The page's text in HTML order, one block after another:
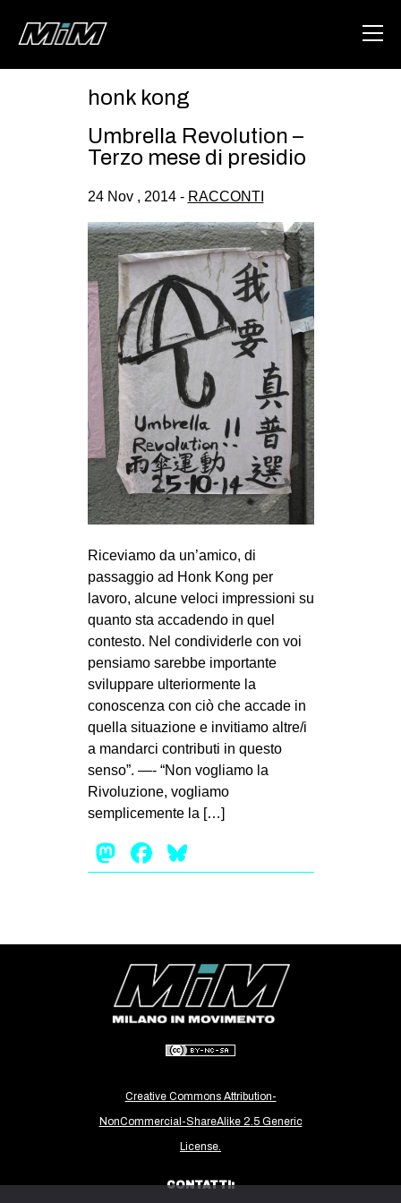
HOME
ABOUT
AREA
DEGENERAZIONE
GAZA FREESTYLE
CSOA LAMBRETTA
MSM
STUDENTI TSUNAMI
ZAM
MILANO
MOBILITAZIONI
SPAZI
SPORT POPOLARE
AMBIENTE
ANTIFASCISMO
DIRITTO ALL’ABITARE
GENERI
MIGRAZIONI
PRECARIATO
REPRESSIONE
STUDENTI
CULTURE
ARTE
MUSICA
RECENSIONI
INTERNAZIONALE
ESTREMO ORIENTE
EUROPA
MONDO
honk kong
Umbrella Revolution –
Terzo mese di presidio
24 Nov , 2014 - RACCONTI
Riceviamo da un’amico, di
passaggio ad Honk Kong per
lavoro, alcune veloci impressioni su
quanto sta accadendo in quel
contesto. Nel condividerle con voi
pensiamo sarebbe importante
sviluppare ulteriormente la
conoscenza con ciò che accade in
quella situazione e invitiamo altre/i
a mandarci contributi in questo
senso”. —- “Non vogliamo la
Rivoluzione, vogliamo
semplicemente la […]
Mastodon
Facebook
Creative Commons Attribution-
NonCommercial-ShareAlike 2.5 Generic
License.
CONTATTI: